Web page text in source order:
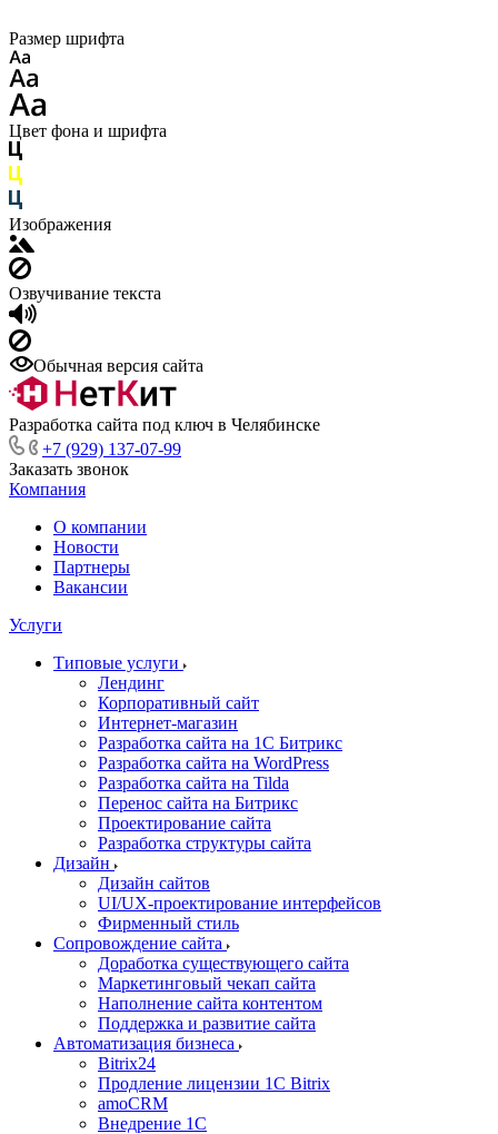
Размер шрифта
Цвет фона и шрифта
Изображения
Озвучивание текста
Обычная версия сайта
Разработка сайта под ключ в Челябинске
+7 (929) 137-07-99
Заказать звонок
Компания
О компании
Новости
Партнеры
Вакансии
Услуги
Типовые услуги
Лендинг
Корпоративный сайт
Интернет-магазин
Разработка сайта на 1С Битрикс
Разработка сайта на WordPress
Разработка сайта на Tilda
Перенос сайта на Битрикс
Проектирование сайта
Разработка структуры сайта
Дизайн
Дизайн сайтов
UI/UX-проектирование интерфейсов
Фирменный стиль
Сопровождение сайта
Доработка существующего сайта
Маркетинговый чекап сайта
Наполнение сайта контентом
Поддержка и развитие сайта
Автоматизация бизнеса
Bitrix24
Продление лицензии 1C Bitrix
amoCRM
Внедрение 1C